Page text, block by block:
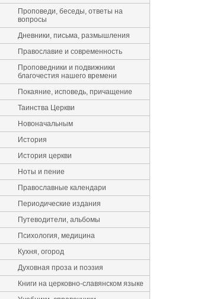
Проповеди, беседы, ответы на
вопросы
Дневники, письма, размышления
Православие и современность
Проповедники и подвижники
благочестия нашего времени
Покаяние, исповедь, причащение
Таинства Церкви
Новоначальным
История
История церкви
Ноты и пение
Православные календари
Периодические издания
Путеводители, альбомы
Психология, медицина
Кухня, огород
Духовная проза и поэзия
Книги на церковно-славянском языке